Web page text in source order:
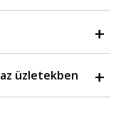
üzletekben